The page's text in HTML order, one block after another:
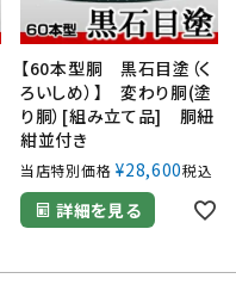
【60本型胴 黒石目塗（く
ろいしめ）】 変わり胴(塗
り胴）[組み立て品] 胴紐
紺並付き
当店特別価格 ¥28,600税込
詳細を見る